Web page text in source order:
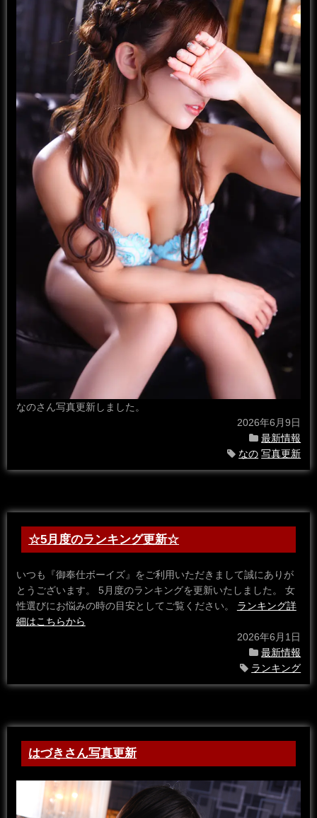
なのさん写真更新しました。
2026年6月9日
最新情報
なの 写真更新
☆5月度のランキング更新☆
いつも『御奉仕ボーイズ』をご利用いただきまして誠にありが
とうございます。 5月度のランキングを更新いたしました。 女
性選びにお悩みの時の目安としてご覧ください。 ランキング詳
細はこちらから
2026年6月1日
最新情報
ランキング
はづきさん写真更新